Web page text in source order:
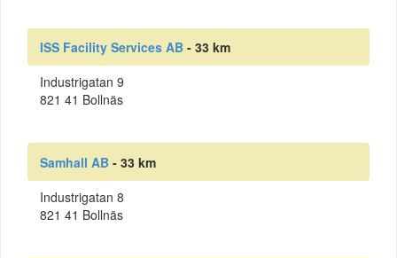
ISS Facility Services AB - 33 km
Industrigatan 9
821 41 Bollnäs
Samhall AB - 33 km
Industrigatan 8
821 41 Bollnäs